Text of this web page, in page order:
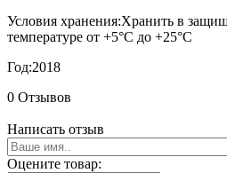
Условия хранения:Хранить в
температуре от +5°С до +25°С
Год:2018
0 Отзывов
Написать отзыв
Оцените товар: